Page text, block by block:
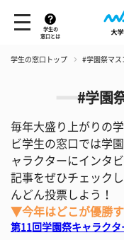
学生の
窓口とは
学生の窓口トップ #学園祭マス
#学園
毎年大盛り上がりの
ビ学生の窓口では学
ャラクターにインタ
記事をぜひチェック
んどん投票しよう！
▼今年はどこが優勝
第11回学園祭キャラク